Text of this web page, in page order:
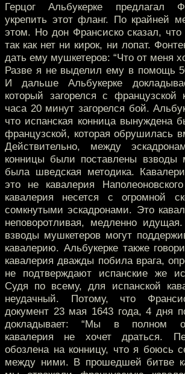
Герцог Альбукерке предлагал
укрепить этот фланг. По крайней
этом. Но дон Франсиско сказал, что
так как нет ни кирок, ни лопат.
дать ему мушкетеров: “Что от меня
Разве я не выделил ему в помощь
И дальше Альбукерке
который загорелся с
часа 20 минут загорелся бой.
что испанская конница вынуждена
французской, которая обрушилась
Действительно, между
конницы были поставлены взводы
была шведская методика.
это не кавалерия
кавалерия несется с огромной
сомкнутыми эскадронами. Это
неповоротливая, медленно
взводы мушкетеров могут
кавалерию. Альбукерке также
кавалерия дважды побила врага,
не подтверждают испанские же
Судя по всему, для испанской
неудачный. Потому, что
документ 23 мая 1643 года, 4 дня
докладывает: “Мы в полном
кавалерия не хочет драться.
обозлена на конницу, что я боюсь
между ними. В прошедшей битве